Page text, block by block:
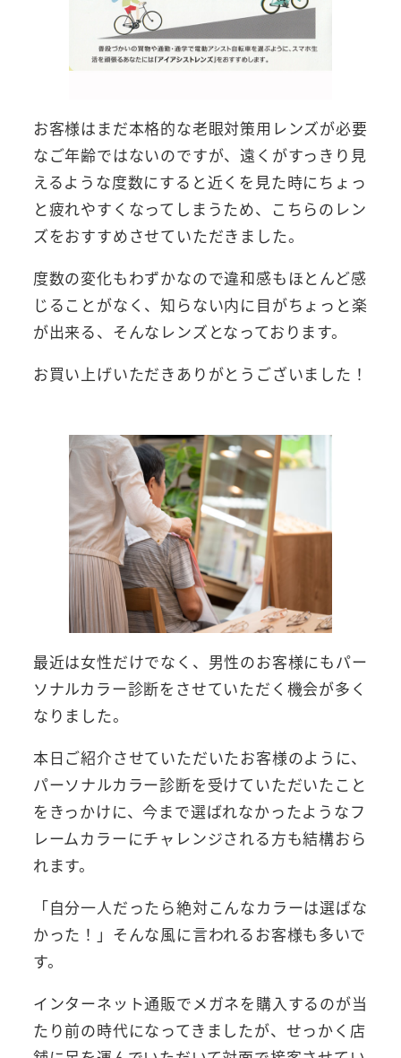
お客様はまだ本格的な老眼対策用レンズが必要
なご年齢ではないのですが、遠くがすっきり見
えるような度数にすると近くを見た時にちょっ
と疲れやすくなってしまうため、こちらのレン
ズをおすすめさせていただきました。
度数の変化もわずかなので違和感もほとんど感
じることがなく、知らない内に目がちょっと楽
が出来る、そんなレンズとなっております。
お買い上げいただきありがとうございました！
最近は女性だけでなく、男性のお客様にもパー
ソナルカラー診断をさせていただく機会が多く
なりました。
本日ご紹介させていただいたお客様のように、
パーソナルカラー診断を受けていただいたこと
をきっかけに、今まで選ばれなかったようなフ
レームカラーにチャレンジされる方も結構おら
れます。
「自分一人だったら絶対こんなカラーは選ばな
かった！」そんな風に言われるお客様も多いで
す。
インターネット通販でメガネを購入するのが当
たり前の時代になってきましたが、せっかく店